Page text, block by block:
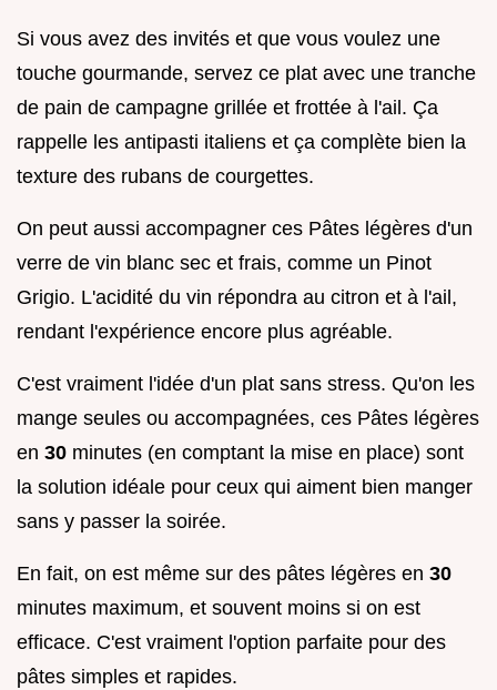
Si vous avez des invités et que vous voulez une
touche gourmande, servez ce plat avec une tranche
de pain de campagne grillée et frottée à l'ail. Ça
rappelle les antipasti italiens et ça complète bien la
texture des rubans de courgettes.
On peut aussi accompagner ces Pâtes légères d'un
verre de vin blanc sec et frais, comme un Pinot
Grigio. L'acidité du vin répondra au citron et à l'ail,
rendant l'expérience encore plus agréable.
C'est vraiment l'idée d'un plat sans stress. Qu'on les
mange seules ou accompagnées, ces Pâtes légères
en 30 minutes (en comptant la mise en place) sont
la solution idéale pour ceux qui aiment bien manger
sans y passer la soirée.
En fait, on est même sur des pâtes légères en 30
minutes maximum, et souvent moins si on est
efficace. C'est vraiment l'option parfaite pour des
pâtes simples et rapides.